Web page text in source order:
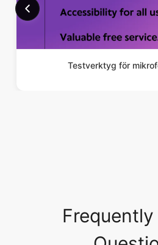
Testverktyg för
Frequently